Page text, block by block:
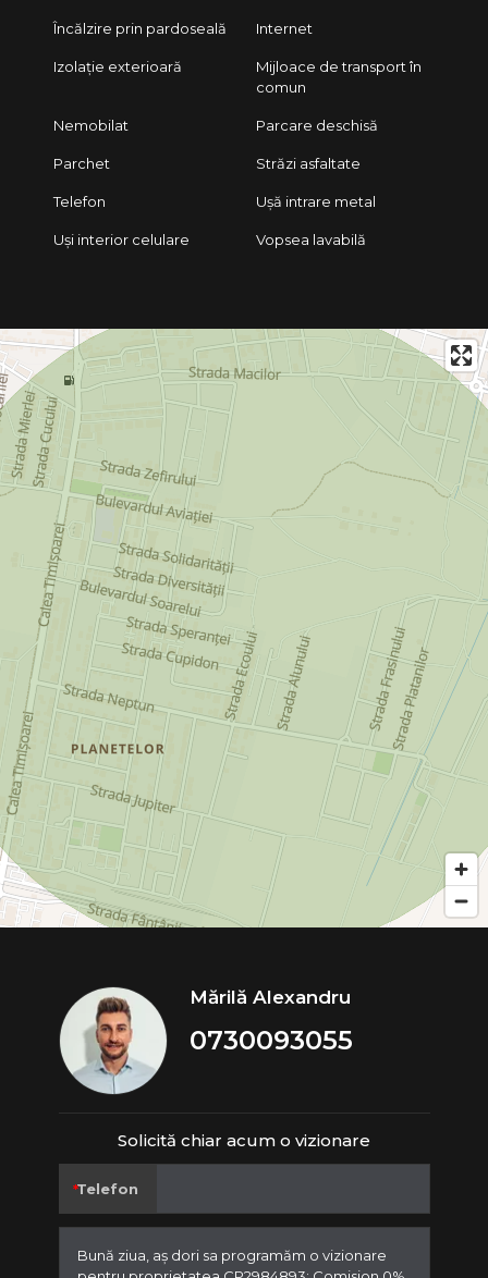
Încălzire prin pardoseală Internet
Izolație exterioară
Mijloace de transport în
comun
Nemobilat Parcare deschisă
Parchet Străzi asfaltate
Telefon Ușă intrare metal
Uși interior celulare Vopsea lavabilă
Mărilă Alexandru
0730093055
Solicită chiar acum o vizionare
Telefon